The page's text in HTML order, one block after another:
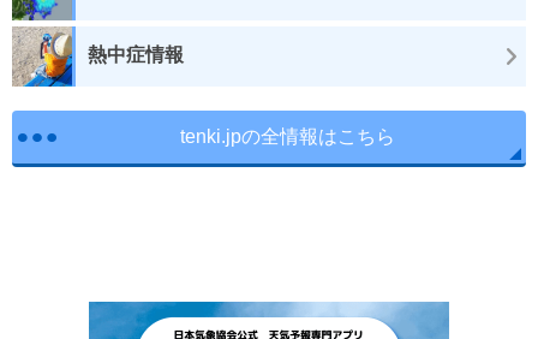
熱中症情報
tenki.jpの全情報はこちら